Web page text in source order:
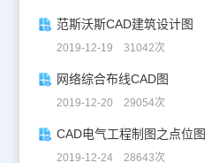
范斯沃斯CAD建筑设计图
2019-12-19 31042次
网络综合布线CAD图
2019-12-20 29054次
CAD电气工程制图之点位图
2019-12-24 28643次